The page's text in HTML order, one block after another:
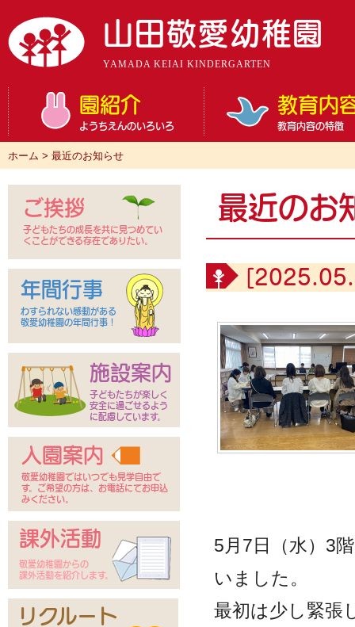
山田敬愛幼稚園
YAMADA KEIAI KINDERGARTEN
園紹介
ようちえんのいろいろ
教育内
教育内容の特徴
ホーム > 最近のお知らせ
最近のお
5月 7日（水） 3
いました。
最初は少し緊張
ご挨拶
子どもたちの成長を共に見つめてい
くことができる存在でありたい。
年間行事
わすられない感動がある
敬愛幼稚園の年間行事！
施設案内
子どもたちが楽しく
安全に過ごせるよう
に配慮しています。
入園案内
敬愛幼稚園ではいつでも見学自由で
す。ご希望の方は、お電話にてお申込
みください。
課外活動
敬愛幼稚園からの
課外活動を紹介します。
リクルート